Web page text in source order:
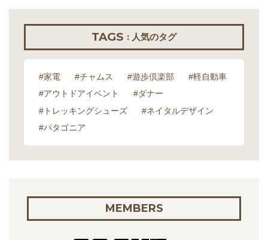
TAGS : 人気のタグ
#家電 #チャムス #遊歩倶楽部
#軽自動車
#アウトドアイベント
#ダナー
#トレッキングシューズ
#ネイタルデザイン
#パタゴニア
MEMBERS